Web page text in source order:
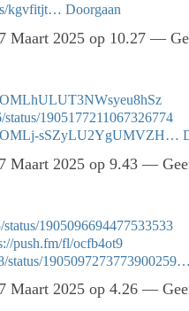
kgvfitjt… Doorgaan
Maart 2025 op 10.27 —
1905177211067326774
OMLj-sSZyLU2YgUMVZH…
Maart 2025 op 9.43 —
1905096694477533533
push.fm/fl/ocfb4ot9
status/
Maart 2025 op 4.26 —